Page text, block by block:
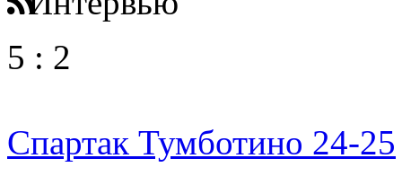
5 : 2
Спартак Тумботино 24-25